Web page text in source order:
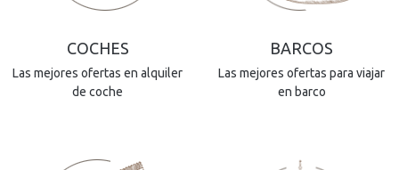
COCHES
Las mejores ofertas en alquiler
de coche
BARCOS
Las mejores ofertas para viajar
en barco